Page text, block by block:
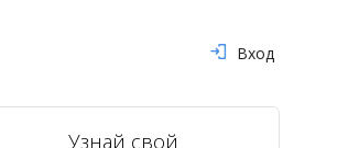
Вход
Узнай свой